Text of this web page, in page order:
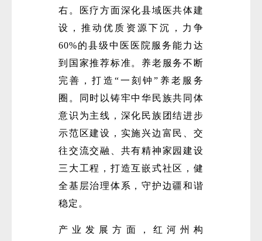
右。医疗方面深化县域医共体建
设，推动优质资源下沉，力争
60%的县级中医医院服务能力达
到国家推荐标准。养老服务不断
完善，打造“一刻钟”养老服务
圈。同时以铸牢中华民族共同体
意识为主线，深化民族团结进步
示范区建设，实施兴边富民、交
往交流交融、共有精神家园建设
三大工程，打造互嵌式社区，健
全基层治理体系，守护边疆和谐
稳定。
产业发展方面，红河州构